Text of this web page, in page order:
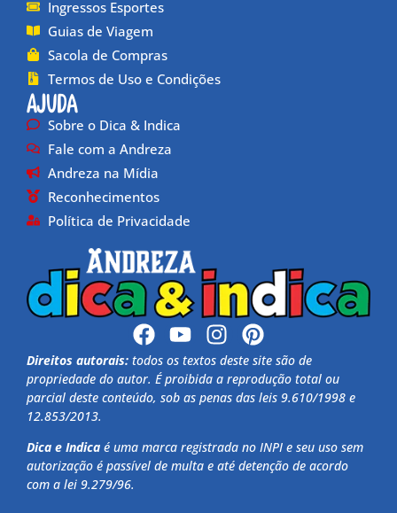
Ingressos Esportes
Guias de Viagem
Sacola de Compras
Termos de Uso e Condições
Ajuda
Sobre o Dica & Indica
Fale com a Andreza
Andreza na Mídia
Reconhecimentos
Política de Privacidade
Direitos autorais: todos os textos deste site são de
propriedade do autor. É proibida a reprodução total ou
parcial deste conteúdo, sob as penas das leis 9.610/1998 e
12.853/2013.
Dica e Indica é uma marca registrada no INPI e seu uso sem
autorização é passível de multa e até detenção de acordo
com a lei 9.279/96.